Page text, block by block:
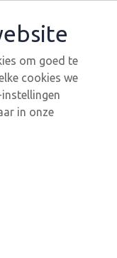
om goed te
cookies we
in onze